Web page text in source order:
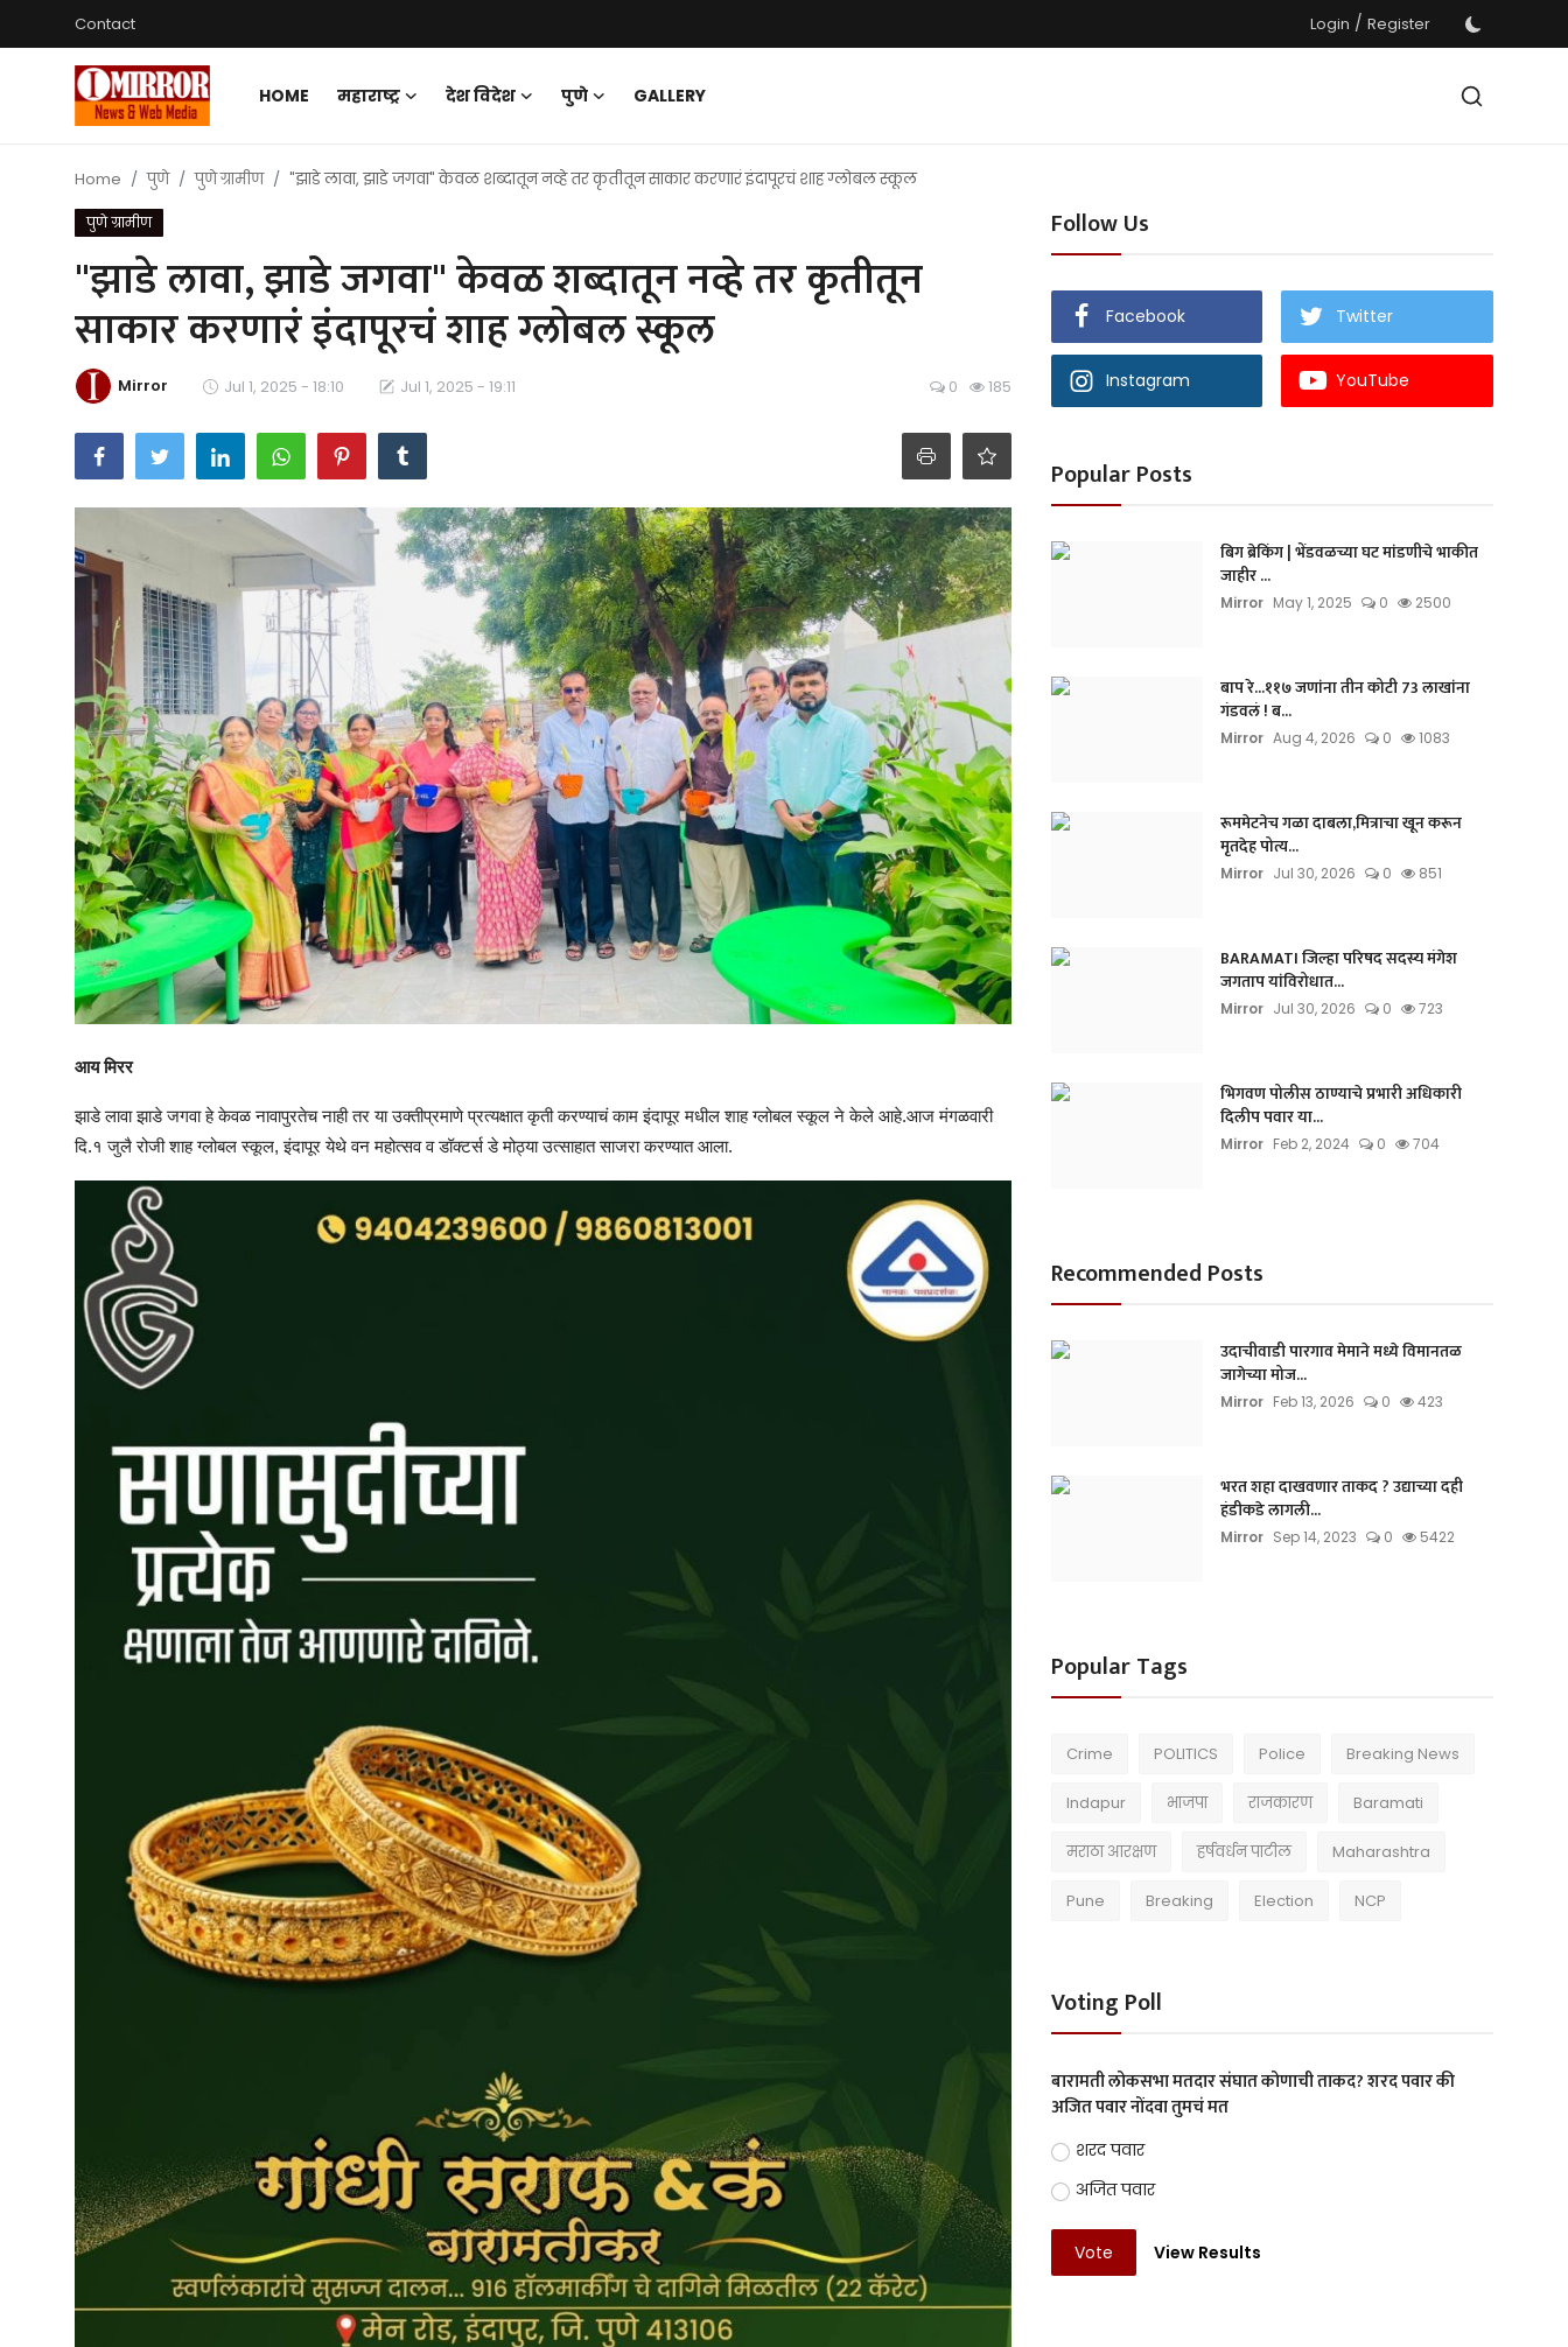
Contact Login / Register
HOME महाराष्ट्र देश विदेश पुणे
GALLERY
Login
Contact
Home पुणे पुणे ग्रामीण "झाडे लावा, झाडे जगवा" केवळ शब्दातून नव्हे तर कृतीतून साकार करणारं इंदापूरचं शाह ग्लोबल स्कूल
पुणे ग्रामीण
"झाडे लावा, झाडे जगवा" केवळ शब्दातून नव्हे तर कृतीतून
साकार करणारं इंदापूरचं शाह ग्लोबल स्कूल
Mirror Jul 1, 2025 - 18:10 Jul 1, 2025 - 19:11 0 185
आय मिरर
झाडे लावा झाडे जगवा हे केवळ नावापुरतेच नाही तर या उक्तीप्रमाणे प्रत्यक्षात कृती करण्याचं काम इंदापूर मधील शाह ग्लोबल स्कूल ने केले आहे.आज मंगळवारी
दि.१ जुलै रोजी शाह ग्लोबल स्कूल, इंदापूर येथे वन महोत्सव व डॉक्टर्स डे मोठ्या उत्साहात साजरा करण्यात आला.
Follow Us
Facebook Twitter
Instagram YouTube
Popular Posts
बिग ब्रेकिंग | भेंडवळच्या घट मांडणीचे भाकीत
जाहीर ...
Mirror May 1, 2025 0 2500
बाप रे...११७ जणांना तीन कोटी 73 लाखांना
गंडवलं ! ब...
Mirror Aug 4, 2026 0 1083
रूममेटनेच गळा दाबला,मित्राचा खून करून
मृतदेह पोत्य...
Mirror Jul 30, 2026 0 851
BARAMATI जिल्हा परिषद सदस्य मंगेश
जगताप यांविरोधात...
Mirror Jul 30, 2026 0 723
भिगवण पोलीस ठाण्याचे प्रभारी अधिकारी
दिलीप पवार या...
Mirror Feb 2, 2024 0 704
Recommended Posts
उदाचीवाडी पारगाव मेमाने मध्ये विमानतळ
जागेच्या मोज...
Mirror Feb 13, 2026 0 423
भरत शहा दाखवणार ताकद ? उद्याच्या दही
हंडीकडे लागली...
Mirror Sep 14, 2023 0 5422
Popular Tags
Crime POLITICS Police Breaking News
Indapur भाजपा राजकारण Baramati
मराठा आरक्षण हर्षवर्धन पाटील Maharashtra
Pune Breaking Election NCP
Voting Poll
बारामती लोकसभा मतदार संघात कोणाची ताकद? शरद पवार की
अजित पवार नोंदवा तुमचं मत
शरद पवार
अजित पवार
Vote View Results